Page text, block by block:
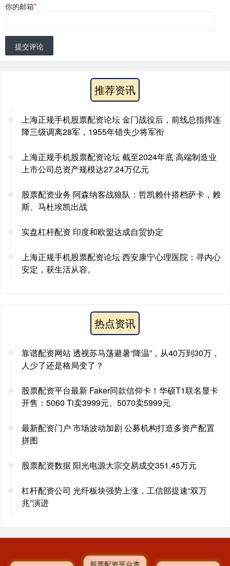
你的邮箱*
提交评论
推荐资讯
上海正规手机股票配资论坛 金门战役后，前线总指挥连
降三级调离28军，1955年错失少将军衔
上海正规手机股票配资论坛 截至2024年底 高端制造业
上市公司总资产规模达27.24万亿元
股票配资业务 阿森纳客战狼队：哲凯赖什搭档萨卡，赖
斯、马杜埃凯出战
实盘杠杆配资 印度和欧盟达成自贸协定
上海正规手机股票配资论坛 西安康宁心理医院：寻内心
安定，获生活从容。
热点资讯
靠谱配资网站 透视苏马荡避暑“降温”，从40万到30万，
人少了还是格局变了？
股票配资平台最新 Faker同款信仰卡！华硕T1联名显卡
开售：5060 Ti卖3999元、5070卖5999元
最新配资门户 市场波动加剧 公募机构打造多资产配置
拼图
股票配资数据 阳光电源大宗交易成交351.45万元
杠杆配资公司 光纤板块强势上涨，工信部提速“双万
兆”演进
股票配资平台查